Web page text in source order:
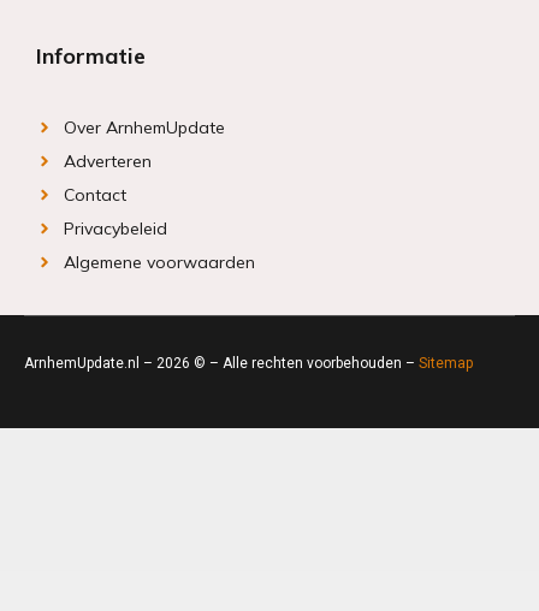
Informatie
Over ArnhemUpdate
Adverteren
Contact
Privacybeleid
Algemene voorwaarden
ArnhemUpdate.nl – 2026 © – Alle rechten voorbehouden – Sitemap